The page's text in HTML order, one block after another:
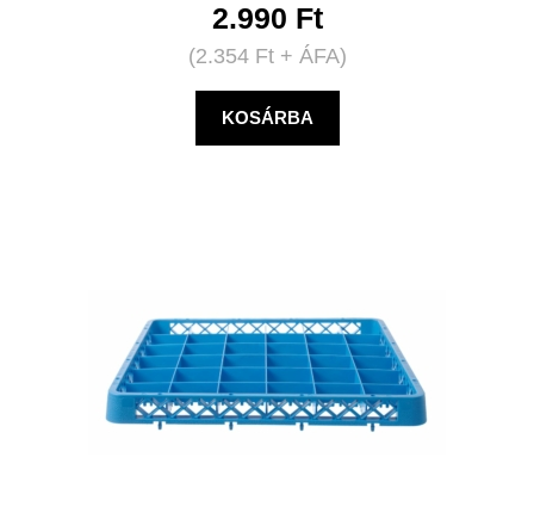
2.990 Ft
(2.354 Ft+ ÁFA)
KOSÁRBA